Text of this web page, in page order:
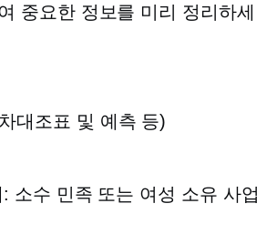
중요한 정보를 미리 정리하세
대조표 및 예측 등)
소수 민족 또는 여성 소유 사업